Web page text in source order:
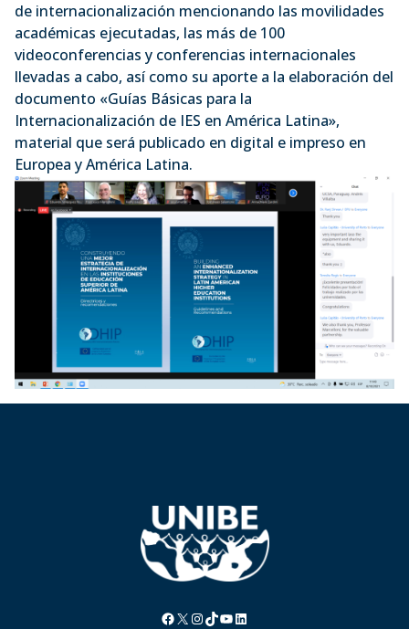
de internacionalización mencionando las movilidades
académicas ejecutadas, las más de 100
videoconferencias y conferencias internacionales
llevadas a cabo, así como su aporte a la elaboración del
documento «Guías Básicas para la
Internacionalización de IES en América Latina»,
material que será publicado en digital e impreso en
Europea y América Latina.
Facebook X InstagramTikTok YouTube LinkedIn